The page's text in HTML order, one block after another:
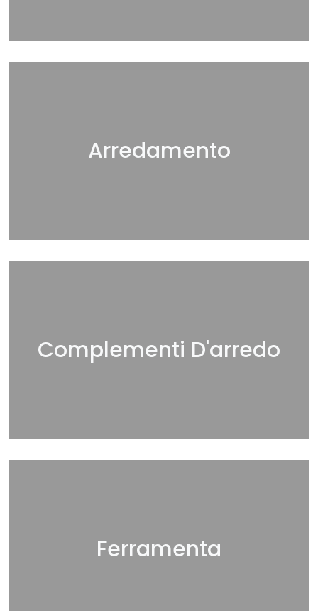
Arredamento
Complementi D'arredo
Ferramenta